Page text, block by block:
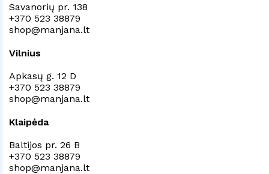
Savanorių pr. 138
+370 523 38879
shop@manjana.lt
Vilnius
Apkasų g. 12 D
+370 523 38879
shop@manjana.lt
Klaipėda
Baltijos pr. 26 B
+370 523 38879
shop@manjana.lt